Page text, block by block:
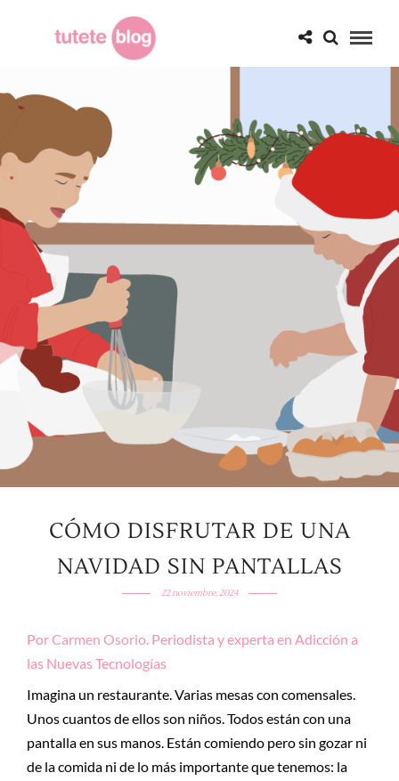
CÓMO DISFRUTAR DE UNA
NAVIDAD SIN PANTALLAS
22 noviembre, 2024
PorCarmen Osorio. Periodista y experta en Adicción a
las Nuevas Tecnologías
Imagina un restaurante. Varias mesas con comensales.
Unos cuantos de ellos son niños. Todos están con una
pantalla en sus manos. Están comiendo pero sin gozar ni
de la comida ni de lo más importante que tenemos: la